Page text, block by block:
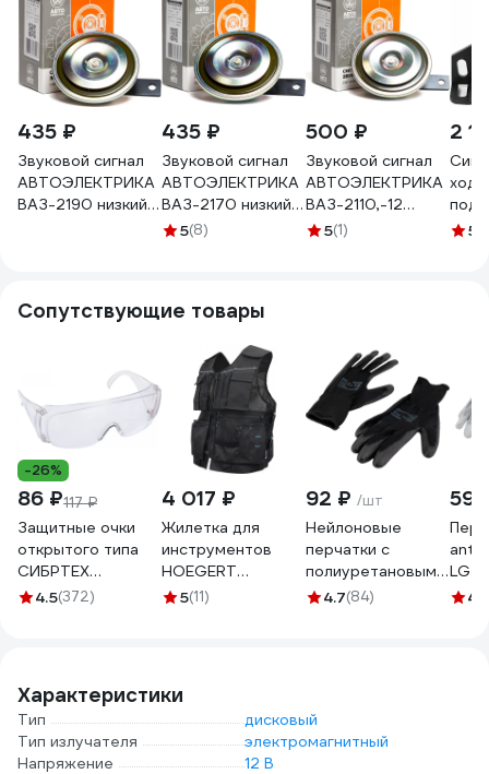
435 ₽
Звуковой сигнал
АВТОЭЛЕКТРИКА
ВАЗ-2190 низкий
435 ₽
Звуковой сигнал
АВТОЭЛЕКТРИКА
ВАЗ-2170 низкий
тон 06.1217
5(8)
500 ₽
Звуковой сигнал
АВТОЭЛЕКТРИКА
ВАЗ-2110,-12
высокий тон
5(1)
2
80В
5
Сопутствующие товары
-26%
86 ₽117 ₽
Защитные очки
открытого типа
СИБРТЕХ
прозрачные,
4.5(372)
4 017 ₽
Жилетка для
инструментов
HOEGERT
TECHNIK HELWIG
5(11)
92 ₽ /шт
Нейлоновые
перчатки с
полиуретановым
покрытием
4.7(84)
59
LG
4.9
Характеристики
Тип
дисковый
Тип излучателя
электромагнитный
Напряжение
12 В